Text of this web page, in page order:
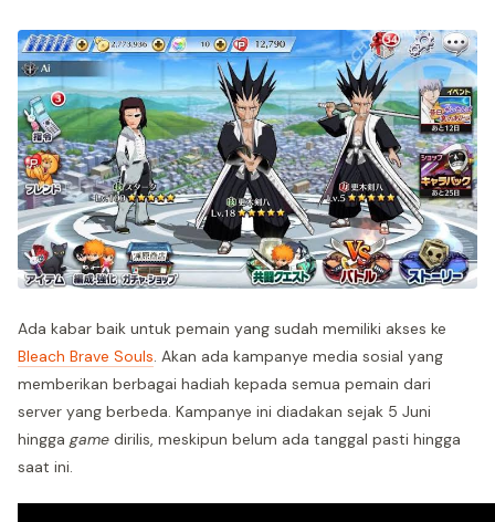
Ada kabar baik untuk pemain yang sudah memiliki akses ke
Bleach Brave Souls. Akan ada kampanye media sosial yang
memberikan berbagai hadiah kepada semua pemain dari
server yang berbeda. Kampanye ini diadakan sejak 5 Juni
hingga game dirilis, meskipun belum ada tanggal pasti hingga
saat ini.